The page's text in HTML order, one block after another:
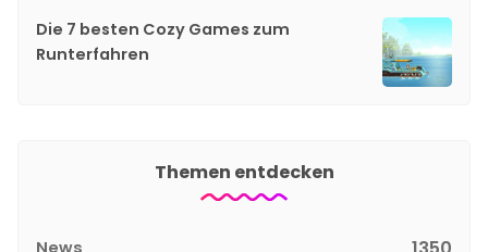
Die 7 besten Cozy Games zum
Runterfahren
Themen entdecken
News